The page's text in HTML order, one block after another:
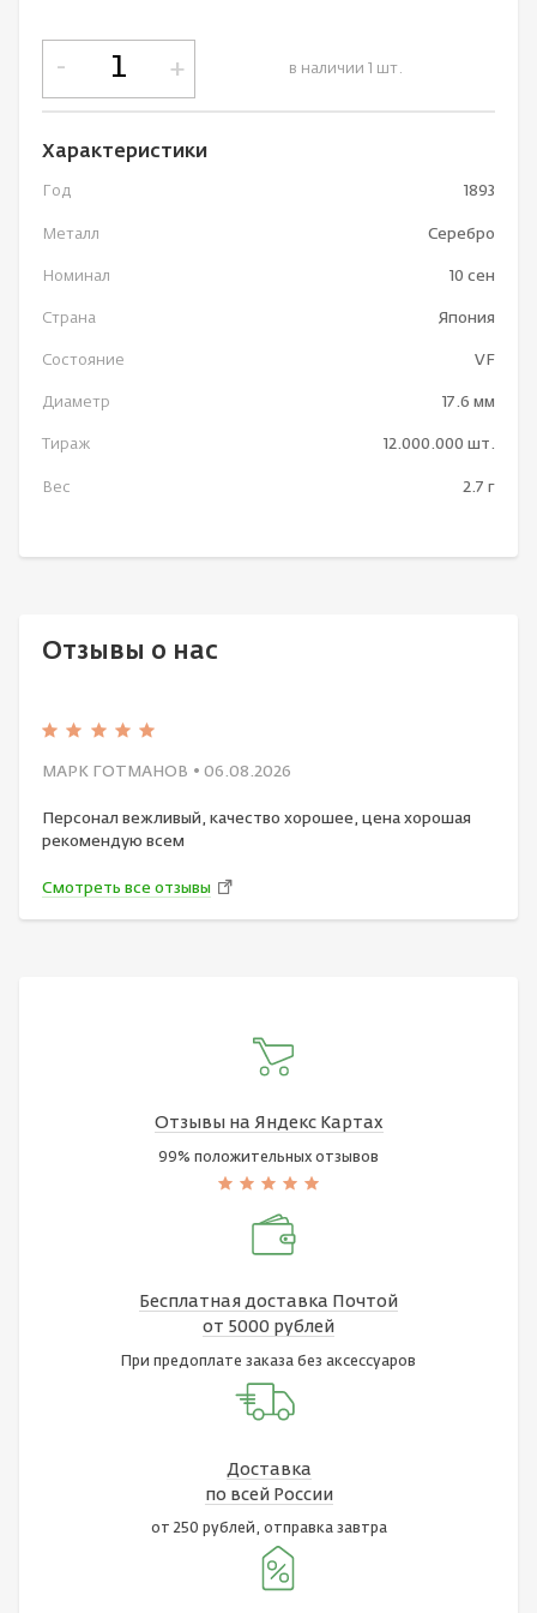
в наличии 1 шт.
- +
Характеристики
Год 1893
Металл Серебро
Номинал 10 сен
Страна Япония
Состояние VF
Диаметр 17.6 мм
Тираж 12.000.000 шт.
Вес 2.7 г
Отзывы о нас
МАРК ГОТМАНОВ • 06.08.2026
Персонал вежливый, качество хорошее, цена хорошая
рекомендую всем
Смотреть все отзывы
Отзывы на Яндекс Картах
99% положительных отзывов
Бесплатная доставка Почтой
от 5000 рублей
При предоплате заказа без аксессуаров
Доставка
по всей России
от 250 рублей, отправка завтра